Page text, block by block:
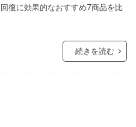
復に効果的なおすすめ7商品を比
続きを読む